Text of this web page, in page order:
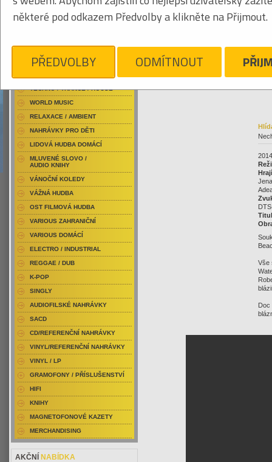
Vše
Doc
RAP / HIP HOP DOMÁCÍ
RAP / HIP HOP ZAHRANIČNÍ
DVD / HUDBA
PUNK / HARDCORE
TECHNO / TRANCE / HOUSE
WORLD MUSIC
RELAXACE / AMBIENT
NAHRÁVKY PRO DĚTI
LIDOVÁ HUDBA DOMÁCÍ
MLUVENÉ SLOVO /
AUDIO KNIHY
VÁNOČNÍ KOLEDY
VÁŽNÁ HUDBA
OST FILMOVÁ HUDBA
VARIOUS ZAHRANIČNÍ
VARIOUS DOMÁCÍ
ELECTRO / INDUSTRIAL
REGGAE / DUB
K-POP
SINGLY
AUDIOFILSKÉ NAHRÁVKY
SACD
CD/REFERENČNÍ NAHRÁVKY
VINYL/REFERENČNÍ NAHRÁVKY
VINYL / LP
GRAMOFONY / PŘÍSLUŠENSTVÍ
HIFI
KNIHY
MAGNETOFONOVÉ KAZETY
MERCHANDISING
AKČNÍ NABÍDKA
některé pod odkazem Předvolby a klikněte na Přijmout.
PŘEDVOLBY ODMÍTNOUT